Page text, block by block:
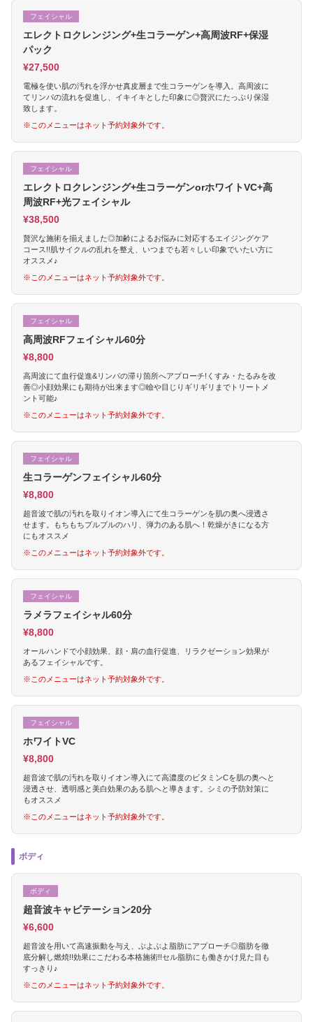
フェイシャル
エレクトロクレンジング+生コラーゲン+高周波RF+保湿
パック
¥27,500
電極を使い肌の汚れを浮かせ真皮層まで生コラーゲンを導入。高周波に
てリンパの流れを促進し、イキイキとした印象に◎贅沢にたっぷり保湿
致します。
※このメニューはネット予約対象外です。
フェイシャル
エレクトロクレンジング+生コラーゲンorホワイトVC+高
周波RF+光フェイシャル
¥38,500
贅沢な施術を揃えました◎加齢によるお悩みに対応するエイジングケア
コース!!肌サイクルの乱れを整え、いつまでも若々しい印象でいたい方に
オススメ♪
※このメニューはネット予約対象外です。
フェイシャル
高周波RFフェイシャル60分
¥8,800
高周波にて血行促進&リンパの滞り箇所へアプローチ!くすみ・たるみを改
善◎小顔効果にも期待が出来ます◎瞼や目じりギリギリまでトリートメ
ント可能♪
※このメニューはネット予約対象外です。
フェイシャル
生コラーゲンフェイシャル60分
¥8,800
超音波で肌の汚れを取りイオン導入にて生コラーゲンを肌の奥へ浸透さ
せます。もちもちプルプルのハリ、弾力のある肌へ！乾燥がきになる方
にもオススメ
※このメニューはネット予約対象外です。
フェイシャル
ラメラフェイシャル60分
¥8,800
オールハンドで小顔効果、顔・肩の血行促進、リラクゼーション効果が
あるフェイシャルです。
※このメニューはネット予約対象外です。
フェイシャル
ホワイトVC
¥8,800
超音波で肌の汚れを取りイオン導入にて高濃度のビタミンCを肌の奥へと
浸透させ、透明感と美白効果のある肌へと導きます。シミの予防対策に
もオススメ
※このメニューはネット予約対象外です。
ボディ
ボディ
超音波キャビテーション20分
¥6,600
超音波を用いて高速振動を与え、ぶよぶよ脂肪にアプローチ◎脂肪を徹
底分解し燃焼!!効果にこだわる本格施術!!セル脂肪にも働きかけ見た目も
すっきり♪
※このメニューはネット予約対象外です。